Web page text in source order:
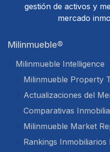
gestión de activos y
mercado
Milinmueble®
Milinmueble Intelligence
Milinmueble Property
Actualizaciones del
Comparativas
Milinmueble Market
Rankings Inmobiliarios